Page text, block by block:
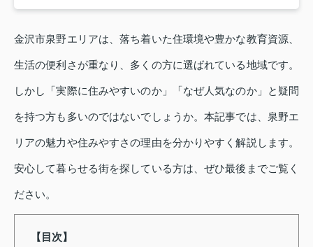
金沢市泉野エリアは、落ち着いた住環境や豊かな教育資源、
生活の便利さが重なり、多くの方に選ばれている地域です。
しかし「実際に住みやすいのか」「なぜ人気なのか」と疑問
を持つ方も多いのではないでしょうか。本記事では、泉野エ
リアの魅力や住みやすさの理由を分かりやすく解説します。
安心して暮らせる街を探している方は、ぜひ最後までご覧く
ださい。
【目次】